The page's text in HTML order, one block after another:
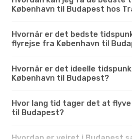
København til Budapest hos
Hvornår er det bedste
flyrejse fra København til
Hvornår er det ideelle
København til Budapest?
Hvor lang tid tager det at
til Budapest?